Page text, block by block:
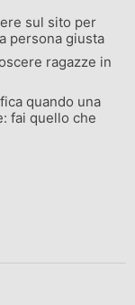
sul sito per
persona giusta
ragazze in
quando una
fai quello che